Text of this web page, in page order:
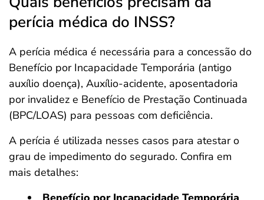
perícia médica do INSS?
A perícia médica é necessária para a concessão do
Benefício por Incapacidade Temporária (antigo
auxílio doença), Auxílio-acidente, aposentadoria
por invalidez e Benefício de Prestação Continuada
(BPC/LOAS) para pessoas com deficiência.
A perícia é utilizada nesses casos para atestar o
grau de impedimento do segurado. Confira em
mais detalhes: